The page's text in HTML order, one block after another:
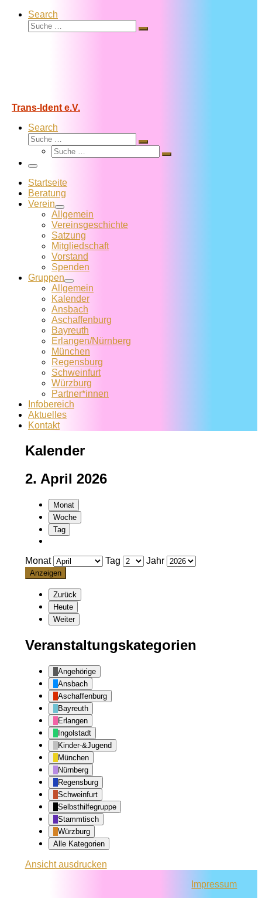
Search
Suche
Suche
Trans-Ident e.V.
Search
Suche
Suche
Suche
Suche
Menü
Startseite
Beratung
Verein
Allgemein
Vereins­geschichte
Satzung
Mitglied­schaft
Vorstand
Spenden
Gruppen
Allgemein
Kalender
Ansbach
Aschaffenburg
Bayreuth
Erlangen/Nürnberg
München
Regensburg
Schweinfurt
Würzburg
Partner*innen
Infobereich
Aktuelles
Kontakt
Kalender
2. April 2026
Monat
Woche
Tag
Monat Tag Jahr
Zurück
Heute
Weiter
Veranstaltungskategorien
Angehörige
Ansbach
Aschaffenburg
Bayreuth
Erlangen
Ingolstadt
Kinder-&Jugend
München
Nürnberg
Regensburg
Schweinfurt
Selbsthilfegruppe
Stammtisch
Würzburg
Alle Kategorien
Ansichtausdrucken
Impressum